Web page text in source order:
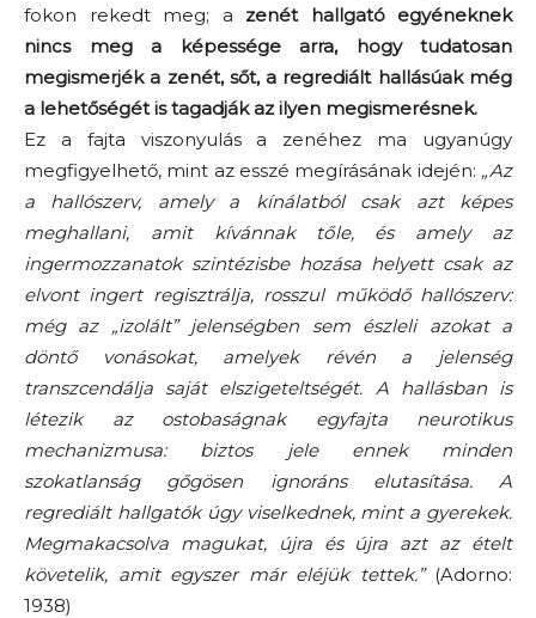
fokon rekedt meg; a zenét hallgató egyéneknek
nincs meg a képessége arra, hogy tudatosan
megismerjék a zenét, sőt, a regrediált hallásúak még
a lehetőségét is tagadják az ilyen megismerésnek.
Ez a fajta viszonyulás a zenéhez ma ugyanúgy
megfigyelhető, mint az esszé megírásának idején: „Az
a hallószerv, amely a kínálatból csak azt képes
meghallani, amit kívánnak tőle, és amely az
ingermozzanatok szintézisbe hozása helyett csak az
elvont ingert regisztrálja, rosszul működő hallószerv:
még az „izolált” jelenségben sem észleli azokat a
döntő vonásokat, amelyek révén a jelenség
transzcendálja saját elszigeteltségét. A hallásban is
létezik az ostobaságnak egyfajta neurotikus
mechanizmusa: biztos jele ennek minden
szokatlanság gőgösen
ignoráns
elutasítása. A
regrediált hallgatók úgy viselkednek, mint a gyerekek.
Megmakacsolva magukat, újra és újra azt az ételt
követelik, amit egyszer már eléjük tettek.” (Adorno:
1938)